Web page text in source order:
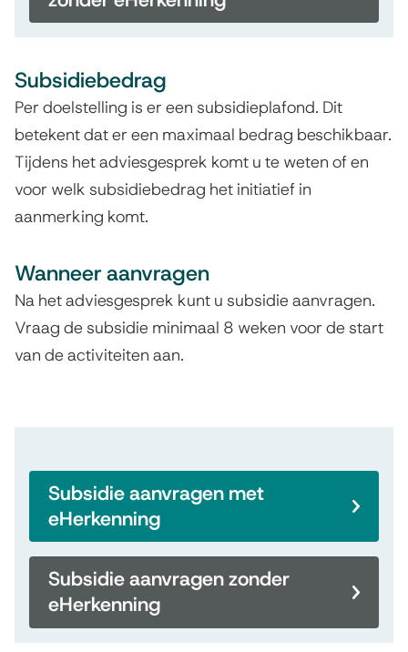
Subsidiebedrag
Per doelstelling is er een subsidieplafond. Dit
betekent dat er een maximaal bedrag beschikbaar.
Tijdens het adviesgesprek komt u te weten of en
voor welk subsidiebedrag het initiatief in
aanmerking komt.
Wanneer aanvragen
Na het adviesgesprek kunt u subsidie aanvragen.
Vraag de subsidie minimaal 8 weken voor de start
van de activiteiten aan.
Subsidie aanvragen met
eHerkenning
Subsidie aanvragen zonder
eHerkenning